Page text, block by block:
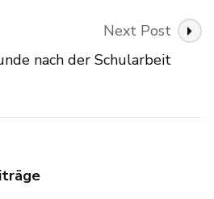
Next Post
nach der Schularbeit